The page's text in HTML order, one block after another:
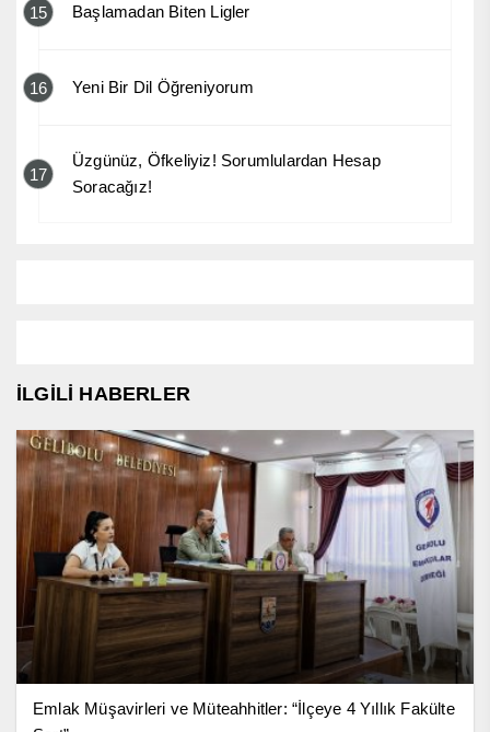
15 Başlamadan Biten Ligler
16 Yeni Bir Dil Öğreniyorum
17
Üzgünüz, Öfkeliyiz! Sorumlulardan Hesap
Soracağız!
İLGİLİ HABERLER
Emlak Müşavirleri ve Müteahhitler: “İlçeye 4 Yıllık Fakülte